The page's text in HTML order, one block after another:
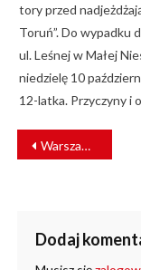
tory przed
Toruń”. Do wypadku
ul. Leśnej w Małej
niedzielę 10
12-latka. Przyczyny i
NAWIGACJA
WPISU
Warszawa: tramwaje wracają na wiadukt przy Arkadii
Dodaj